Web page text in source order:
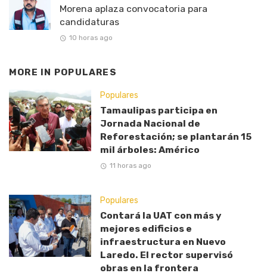
Morena aplaza convocatoria para
candidaturas
10 horas ago
MORE IN POPULARES
Populares
Tamaulipas participa en
Jornada Nacional de
Reforestación; se plantarán 15
mil árboles: Américo
11 horas ago
Populares
Contará la UAT con más y
mejores edificios e
infraestructura en Nuevo
Laredo. El rector supervisó
obras en la frontera